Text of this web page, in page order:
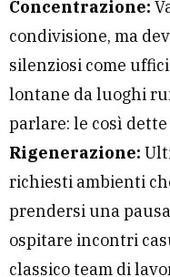
Concentrazione:
condivisione, ma
silenziosi come
lontane da luoghi
parlare: le così dette
Rigenerazione:
richiesti ambienti
prendersi una
ospitare incontri
classico team di